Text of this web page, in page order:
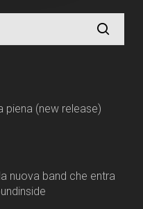
piena (new release)
nuova band che entra